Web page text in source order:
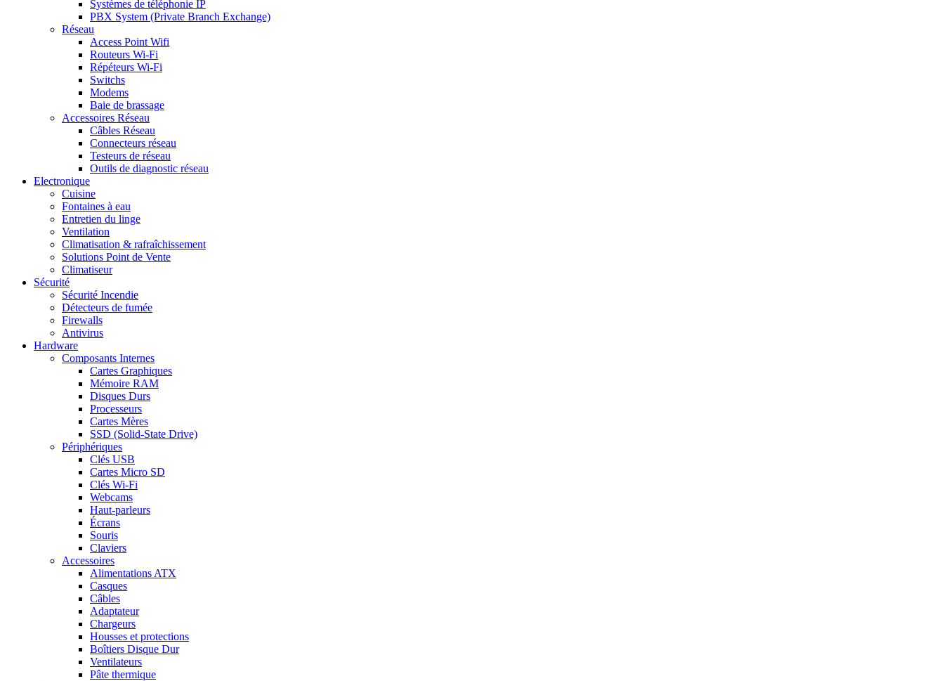
Systèmes de téléphonie IP
PBX System (Private Branch Exchange)
Réseau
Access Point Wifi
Routeurs Wi-Fi
Répéteurs Wi-Fi
Switchs
Modems
Baie de brassage
Accessoires Réseau
Câbles Réseau
Connecteurs réseau
Testeurs de réseau
Outils de diagnostic réseau
Electronique
Cuisine
Fontaines à eau
Entretien du linge
Ventilation
Climatisation & rafraîchissement
Solutions Point de Vente
Climatiseur
Sécurité
Sécurité Incendie
Détecteurs de fumée
Firewalls
Antivirus
Hardware
Composants Internes
Cartes Graphiques
Mémoire RAM
Disques Durs
Processeurs
Cartes Mères
SSD (Solid-State Drive)
Périphériques
Clés USB
Cartes Micro SD
Clés Wi-Fi
Webcams
Haut-parleurs
Écrans
Souris
Claviers
Accessoires
Alimentations ATX
Casques
Câbles
Adaptateur
Chargeurs
Housses et protections
Boîtiers Disque Dur
Ventilateurs
Pâte thermique